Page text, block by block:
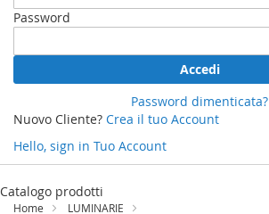
Password
Accedi
Password dimenticata?
Nuovo Cliente? Crea il tuo Account
Hello, sign in Tuo Account
Salta
contenuto
Catalogo prodotti
Home
LUMINARIE